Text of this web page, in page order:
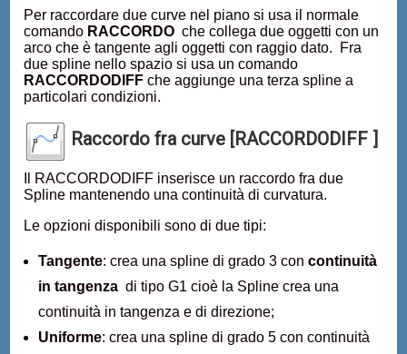
Per raccordare due curve nel piano si usa il normale
comando RACCORDO che collega due oggetti con un
arco che è tangente agli oggetti con raggio dato. Fra
due spline nello spazio si usa un comando
RACCORDODIFF che aggiunge una terza spline a
particolari condizioni.
Raccordo fra curve [RACCORDODIFF ]
Il RACCORDODIFF inserisce un raccordo fra due
Spline mantenendo una continuità di curvatura.
Le opzioni disponibili sono di due tipi:
Tangente: crea una spline di grado 3 concontinuità
in tangenza di tipo G1 cioè la Spline crea una
continuità in tangenza e di direzione;
Uniforme: crea una spline di grado 5 con continuità